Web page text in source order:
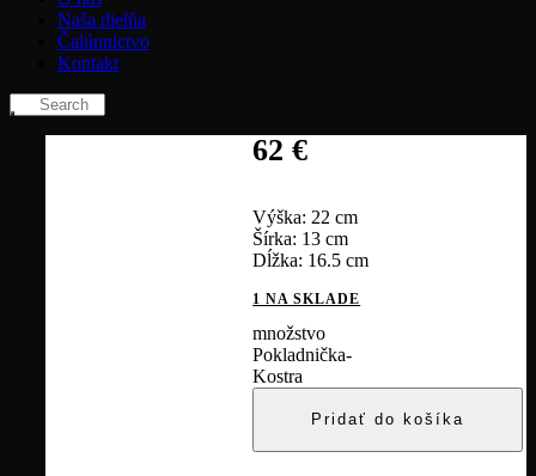
Naša dielňa
Čalúnnictvo
Kontakt
62€
Výška: 22 cm
Šírka: 13 cm
Dĺžka: 16.5 cm
1 NA SKLADE
množstvo
Pokladnička-
Kostra
Pridať do košíka